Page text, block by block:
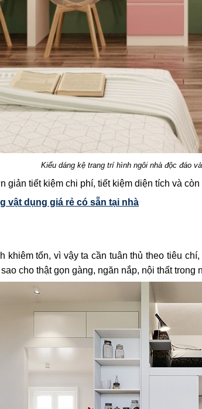
Kiểu dáng kệ trang trí hình ngôi nhà độc đáo
giản tiết kiệm chi phí, tiết kiệm diện tích và
vật dụng giá rẻ có sẵn tại nhà
khiêm tốn, vì vậy ta cần tuân thủ theo tiêu
cho thật gọn gàng, ngăn nắp, nội thất